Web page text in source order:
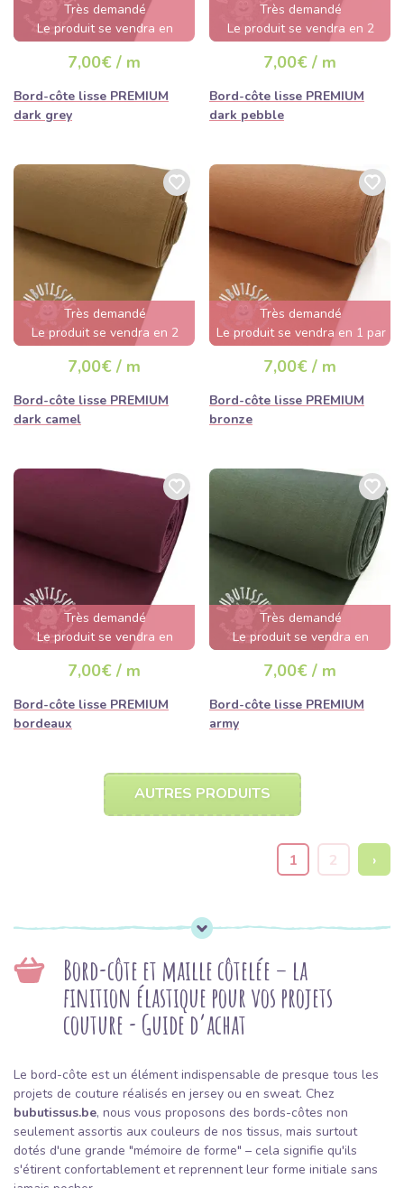
Très demandé
Le produit se vendra en
quelques heures
7,00€ / m
Bord-côte lisse PREMIUM
dark grey
Très demandé
Le produit se vendra en 2
jours
7,00€ / m
Bord-côte lisse PREMIUM
dark pebble
Très demandé
Le produit se vendra en 2
jours
7,00€ / m
Bord-côte lisse PREMIUM
dark camel
Très demandé
Le produit se vendra en 1 par
jour
7,00€ / m
Bord-côte lisse PREMIUM
bronze
Très demandé
Le produit se vendra en
quelques heures
7,00€ / m
Bord-côte lisse PREMIUM
bordeaux
Très demandé
Le produit se vendra en
quelques heures
7,00€ / m
Bord-côte lisse PREMIUM
army
AUTRES PRODUITS
1 2 ›
Bord-côte et maille côtelée – la
finition élastique pour vos projets
couture - Guide d’achat
Le bord-côte est un élément indispensable de presque tous les
projets de couture réalisés en jersey ou en sweat. Chez
bubutissus.be, nous vous proposons des bords-côtes non
seulement assortis aux couleurs de nos tissus, mais surtout
dotés d'une grande "mémoire de forme" – cela signifie qu'ils
s'étirent confortablement et reprennent leur forme initiale sans